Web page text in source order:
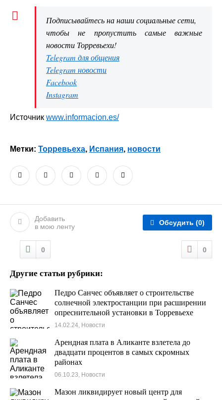
Подписывайтесь на наши социальные сети,
чтобы не пропустить самые важные
новости Торревьехи!
Telegram для общения
Telegram новости
Facebook
Instagram
Источник www.informacion.es/
Метки: Торревьеха, Испания, новости
Добавить
в мою ленту
Обсудить (0)
0 0
Другие статьи рубрики:
Педро Санчес объявляет о строительстве
солнечной электростанции при расширении
опреснительной установки в Торревьехе
14.02.24, Новости
Арендная плата в Аликанте взлетела до
двадцати процентов в самых скромных
районах
06.10.23, Новости
Мазон ликвидирует новый центр для